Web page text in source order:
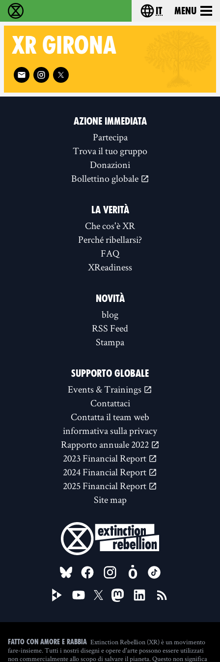
Extinction Rebellion - Home Choose your
it Menu
XR GIRONA
Follow XR Girona on
AZIONE IMMEDIATA
Partecipa
Trova il tuo gruppo
Donazioni
Bollettino globale
LA VERITÀ
Che cos'è XR
Perché ribellarsi?
FAQ
XReadiness
NOVITÀ
blog
RSS Feed
Stampa
SUPPORTO GLOBALE
Events & Trainings
Contattaci
Contatta il team web
informativa sulla privacy
Rapporto annuale 2022
2023 Financial Report
2024 Financial Report
2025 Financial Report
Site map
FOLLOW US ON
Fatto con amore e rabbia Extinction Rebellion (XR) è un movimento
fare-insieme. Tutti i nostri disegni e opere d'arte possono essere utilizzati
non commercialmente allo scopo di salvare il pianeta. Questo non significa